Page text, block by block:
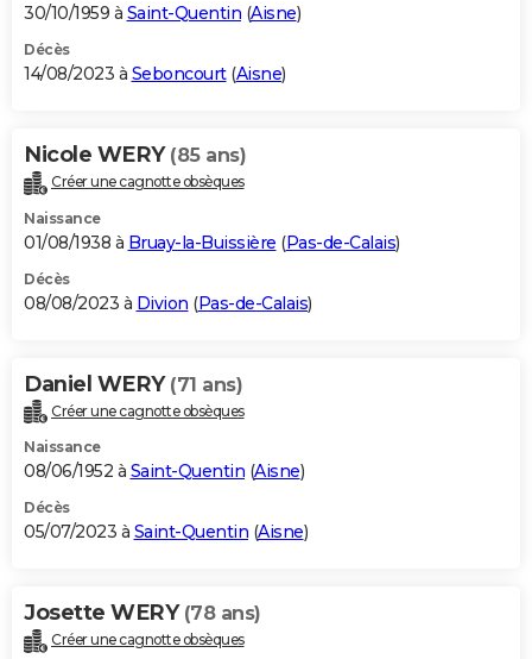
30/10/1959 à Saint-Quentin (Aisne)
Décès
14/08/2023 à Seboncourt(Aisne)
Nicole WERY (85 ans)
Créer une cagnotte obsèques
Naissance
01/08/1938 à Bruay-la-Buissière (Pas-de-Calais)
Décès
08/08/2023 à Divion (Pas-de-Calais)
Daniel WERY (71 ans)
Créer une cagnotte obsèques
Naissance
08/06/1952 à Saint-Quentin (Aisne)
Décès
05/07/2023 à Saint-Quentin (Aisne)
Josette WERY (78 ans)
Créer une cagnotte obsèques